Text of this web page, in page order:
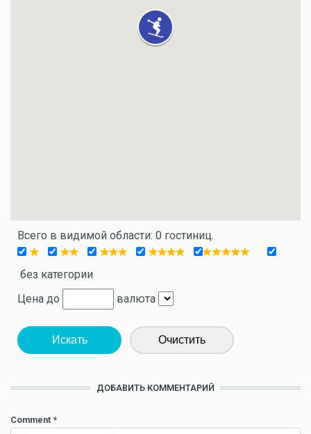
Всего в видимой области: 0 гостиниц.
без категории
Цена до
валюта
Искать Очистить
ДОБАВИТЬ КОММЕНТАРИЙ
Comment *